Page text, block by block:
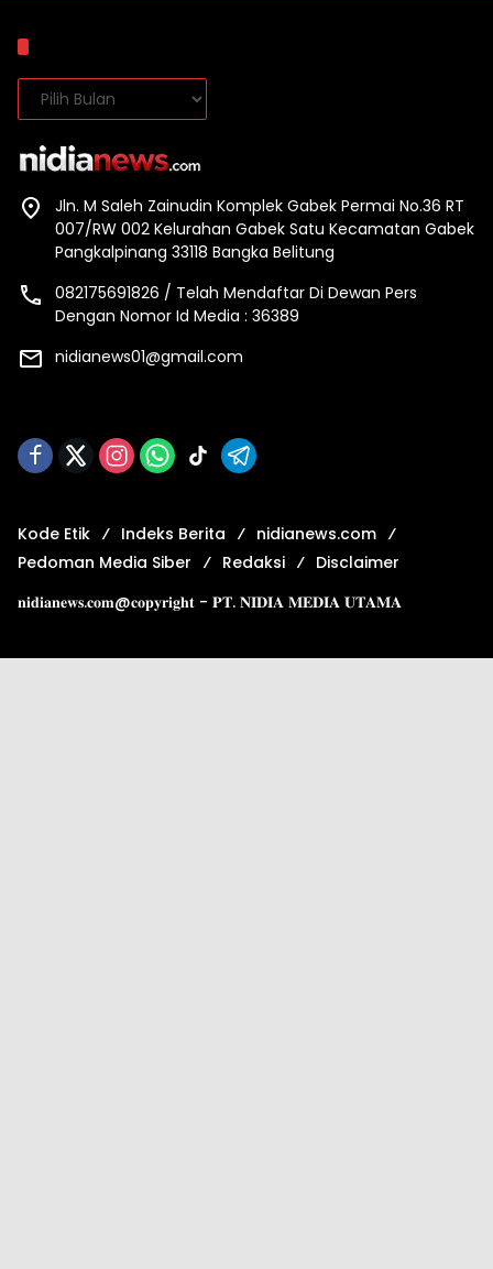
Arsip
Jln. M Saleh Zainudin Komplek Gabek Permai No.36 RT
007/RW 002 Kelurahan Gabek Satu Kecamatan Gabek
Pangkalpinang 33118 Bangka Belitung
082175691826 / Telah Mendaftar Di Dewan Pers
Dengan Nomor Id Media : 36389
nidianews01@gmail.com
Kode Etik Indeks Berita
nidianews.com
Pedoman Media Siber
Redaksi
Disclaimer
𝐧𝐢𝐝𝐢𝐚𝐧𝐞𝐰𝐬.𝐜𝐨𝐦@𝐜𝐨𝐩𝐲𝐫𝐢𝐠𝐡𝐭 - 𝐏𝐓. 𝐍𝐈𝐃𝐈𝐀 𝐌𝐄𝐃𝐈𝐀 𝐔𝐓𝐀𝐌𝐀